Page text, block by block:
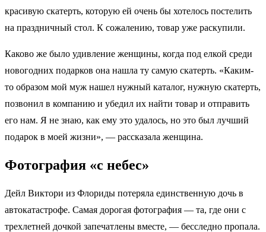
красивую скатерть, которую ей очень бы хотелось постелить
на праздничный стол. К сожалению, товар уже раскупили.
Каково же было удивление женщины, когда под елкой среди
новогодних подарков она нашла ту самую скатерть. «Каким-
то образом мой муж нашел нужный каталог, нужную скатерть,
позвонил в компанию и убедил их найти товар и отправить
его нам. Я не знаю, как ему это удалось, но это был лучший
подарок в моей жизни», — рассказала женщина.
Фотография «с небес»
Дейл Виктори из Флориды потеряла единственную дочь в
автокатастрофе. Самая дорогая фотография — та, где они с
трехлетней дочкой запечатлены вместе, — бесследно пропала.